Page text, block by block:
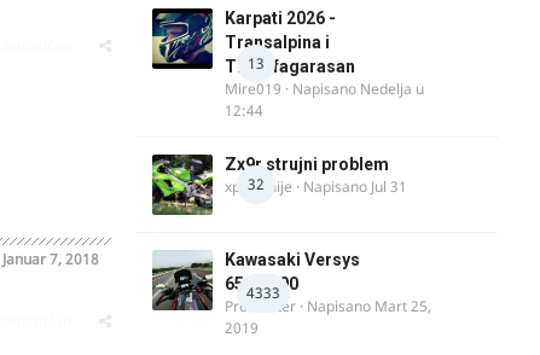
Januar 7, 2018
13
Karpati 2026 -
Transalpina i
Transfagarasan
Mire019 · Napisano Nedelja u
12:44
32
Zx9r strujni problem
xpetronije · Napisano Jul 31
4333
Kawasaki Versys
650/1000
ProMaster · Napisano Mart 25,
2019